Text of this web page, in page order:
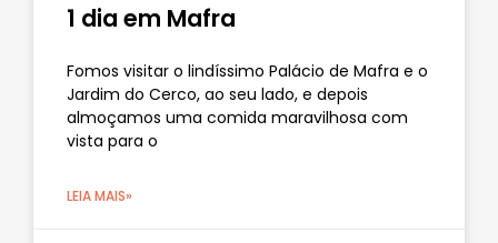
1 dia em Mafra
Fomos visitar o lindíssimo Palácio de Mafra e o
Jardim do Cerco, ao seu lado, e depois
almoçamos uma comida maravilhosa com
vista para o
LEIA MAIS»